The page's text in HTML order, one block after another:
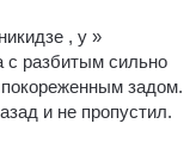
, у »
с разбитым сильно
задом.
и не пропустил.